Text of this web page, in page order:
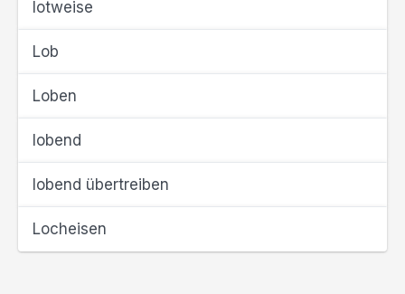
lotweise
Lob
Loben
lobend
lobend übertreiben
Locheisen